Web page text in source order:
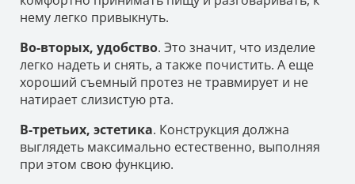
нему легко привыкнуть.
Во-вторых, удобство. Это значит, что изделие
легко надеть и снять, а также почистить. А еще
хороший съемный протез не травмирует и не
натирает слизистую рта.
В-третьих, эстетика. Конструкция должна
выглядеть максимально естественно, выполняя
при этом свою функцию.